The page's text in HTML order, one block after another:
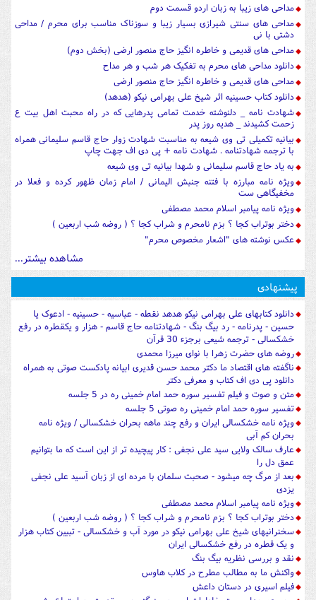
مداحی های زیبا به زبان اردو قسمت دوم
مداحی های سنتی شیرازی بسیار زیبا و سوزناک مناسب برای محرم / مداحی
دشتی با نی
مداحی های قدیمی و خاطره انگیز حاج منصور ارضی (بخش دوم)
دانلود مداحی های محرم به تفکیک هر شب و هر مداح
مداحی های قدیمی و خاطره انگیز حاج منصور ارضی
دانلود کتاب حسینیه اثر شیخ علی بهرامی نیکو (هدهد)
شهادت نامه _ دلنوشته خدمت تمامی پدرهایی که در راه محبت اهل بیت ع
زحمت کشیدند _ هدیه روز پدر
بیانیه تکمیلی تی وی شیعه به مناسبت شهادت زوار حاج قاسم سلیمانی همراه
با ترجمه شهادتنامه . شهادت نامه + پی دی اف جهت چاپ
به یاد حاج قاسم سلیمانی و شهدا بیانیه تی وی شیعه
ویژه نامه مبارزه با فتنه جنبش الیمانی / امام زمان ظهور کرده و فعلا در
مخفیگاهی ست
ویژه نامه پیامبر اسلام محمد مصطفی
دختر بوتراب کجا ؟ بزم نامحرم و شراب کجا ؟ ( روضه شب اربعین )
عکس نوشته های "اشعار مخصوص محرم"
مشاهده بیشتر...
پیشنهادی
دانلود کتابهای علی بهرامی نیکو هدهد نقطه - عباسیه - حسینیه - ادعوک یا
حسین - پدرنامه - رد بیگ بنگ - شهادتنامه حاج قاسم - هزار و یکقطره در رفع
خشکسالی - ترجمه شیعی برجزء 30 قرآن
روضه های حضرت زهرا با نوای میرزا محمدی
ناگفته های اقتصاد ما دکتر محمد حسن قدیری ابیانه پادکست صوتی به همراه
دانلود پی دی اف کتاب و معرفی دکتر
متن و صوت و فیلم تفسیر سوره حمد امام خمینی ره در 5 جلسه
تفسیر سوره حمد امام خمینی ره صوتی 5 جلسه
ویژه نامه خشکسالی ایران و رفع چند ماهه بحران خشکسالی / ویژه نامه
بحران کم آبی
عارف سالک ولایی سید علی نجفی : کار پیچیده تر از این است که ما بتوانیم
عمق دل را
بعد از مرگ چه میشود - صحبت سلمان با مرده ای از زبان آسید علی نجفی
یزدی
ویژه نامه پیامبر اسلام محمد مصطفی
دختر بوتراب کجا ؟ بزم نامحرم و شراب کجا ؟ ( روضه شب اربعین )
سخنرانیهای شیخ علی بهرامی نیکو در مورد آب و خشکسالی - تببین کتاب هزار
و یک قطره در رفع خشکسالی ایران
نقد و بررسی نظریه بیگ بنگ
واکنش ما به مطالب مطرح در کلاب هاوس
فیلم اسیری در دستان داعش